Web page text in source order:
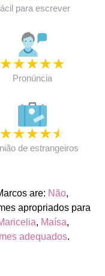
para escrever
★★★★★
Pronúncia
★★★★★
de estrangeiros
are: Não,
apropriados para
, Maísa,
adequados.